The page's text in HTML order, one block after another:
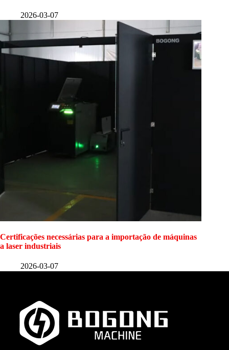
2026-03-07
Certificações necessárias para a importação de máquinas
a laser industriais
2026-03-07